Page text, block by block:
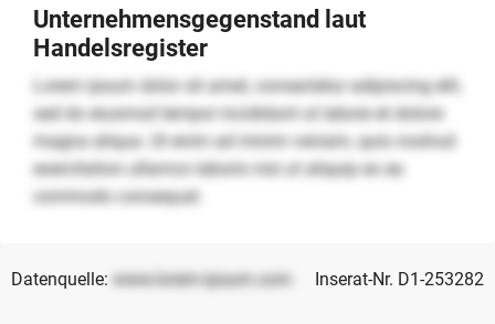
Unternehmensgegenstand laut
Handelsregister
Lorem ipsum dolor sit amet, consectetur adipiscing elit,
sed do eiusmod tempor incididunt ut labore et dolore
magna aliqua. Ut enim ad minim veniam, quis nostrud
exercitation ullamco laboris nisi ut aliquip ex ea
commodo consequat.
Datenquelle: www.lorem-ipsum.com Inserat-Nr. D1-253282